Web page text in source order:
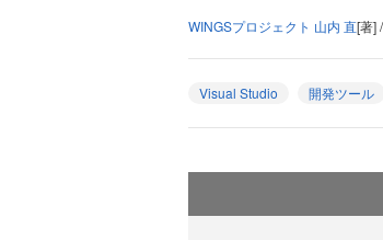
WINGSプロジェクト 山内 直[著] /
Visual Studio 開発ツール